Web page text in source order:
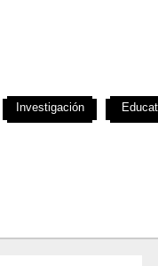
Investigación